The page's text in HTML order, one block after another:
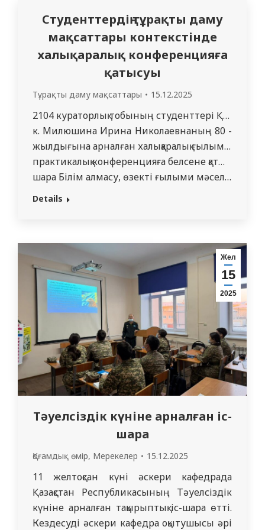
бөліміне, «Өрт күзеті мұражайына»
барды. Бұл экскурсия бізге өрт сөндіруші
мамандығының маңыздылығы мен
батылдығын жақсы…
Студенттердің тұрақты даму
мақсаттары контекстінде
халықаралық конференцияға
қатысуы
Тұрақты даму мақсаттары 15.12.2025
2104 кураторлық тобының студенттері Құсайын
к. Милюшина Ирина Николаевнаның 80 -
жылдығына арналған халықаралық ғылыми–
практикалық конференцияға белсене қатысты. Іс-
шара Білім алмасу, өзекті ғылыми мәселелерді
атап айтқанда ТДМ 4 “сапалы білім беру“
бәсекеге қабілетті мамандарды даярлауға үлес
Профессор Н. А. Хлопова атындағы
анатомия, гистология және топографиялық анатомия кафедрасының оқытушысы, Садықова Динара Ормбайқызы
Details
Жел
15
2025
Тәуелсіздік күніне арналған іс-
шара
Қоғамдық өмір, Мерекелер 15.12.2025
11 желтоқсан күні әскери кафедрада
Қазақстан Республикасының Тәуелсіздік
күніне арналған тақырыптық іс-шара өтті.
Кездесуді әскери кафедра оқытушысы әрі